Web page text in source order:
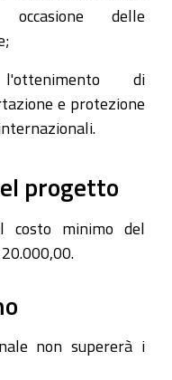
delle
di
e protezione
progetto
costo minimo del
non supererà i